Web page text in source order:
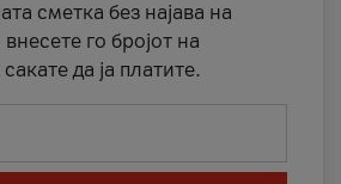
сметка без најава на
го бројот на
да ја платите.